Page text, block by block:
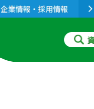
企業情報・採用情報